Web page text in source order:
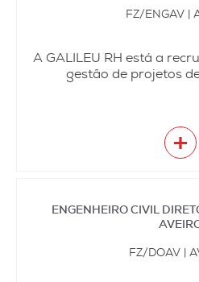
FZ/ENGAV |
A GALILEU RH está a
gestão de projetos
+
ENGENHEIRO CIVIL
FZ/DOAV |